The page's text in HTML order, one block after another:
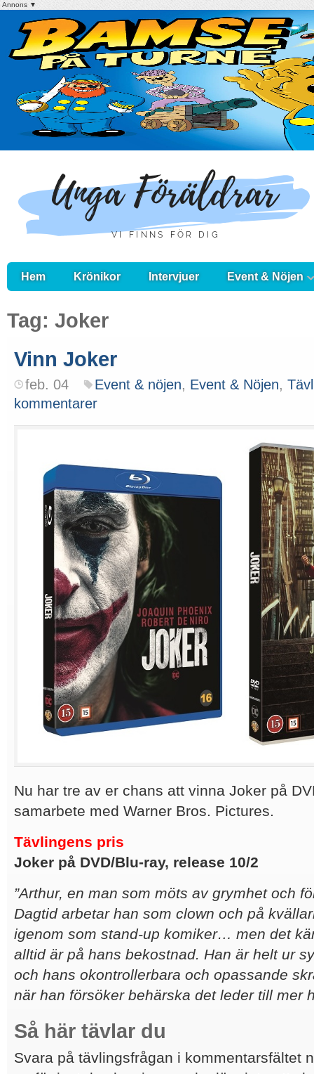
Annons ▼
Hem Krönikor Intervjuer Event & Nöjen
Tag: Joker
Vinn Joker
feb. 04 Event & nöjen, Event & Nöjen,
kommentarer
Nu har tre av er chans att vinna Joker på
samarbete med Warner Bros. Pictures.
Tävlingens pris
Joker på DVD/Blu-ray, release 10/2
”Arthur, en man som möts av grymhet och
Dagtid arbetar han som clown och på
igenom som stand-up komiker… men det
alltid är på hans bekostnad. Han är helt ur
och hans okontrollerbara och opassande
när han försöker behärska det leder till mer
Så här tävlar du
Svara på tävlingsfrågan i kommentarsfältet